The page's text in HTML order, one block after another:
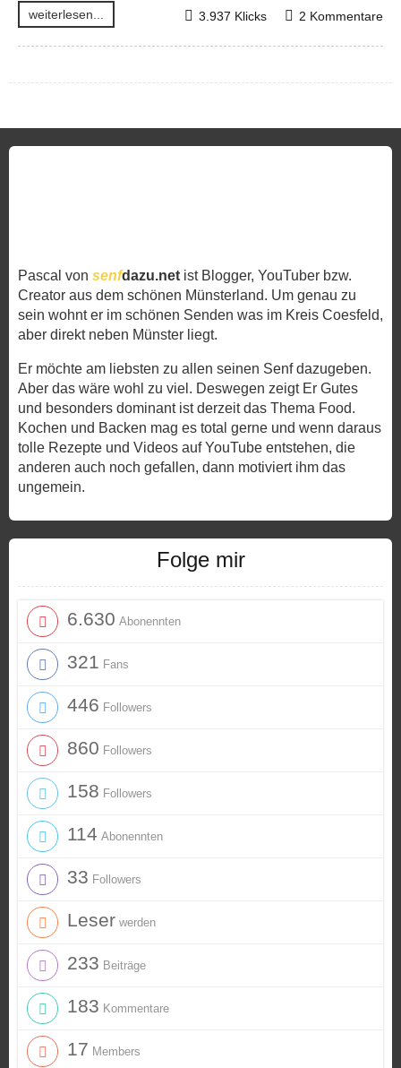
weiterlesen... 2 Kommentare
3.937 Klicks
Pascal von senfdazu.net ist Blogger, YouTuber bzw.
Creator aus dem schönen Münsterland. Um genau zu
sein wohnt er im schönen Senden was im Kreis Coesfeld,
aber direkt neben Münster liegt.
Er möchte am liebsten zu allen seinen Senf dazugeben.
Aber das wäre wohl zu viel. Deswegen zeigt Er Gutes
und besonders dominant ist derzeit das Thema Food.
Kochen und Backen mag es total gerne und wenn daraus
tolle Rezepte und Videos auf YouTube entstehen, die
anderen auch noch gefallen, dann motiviert ihm das
ungemein.
Folge mir
6.630 Abonennten
321 Fans
446 Followers
860 Followers
158 Followers
114 Abonennten
33 Followers
Leser werden
233 Beiträge
183 Kommentare
17 Members